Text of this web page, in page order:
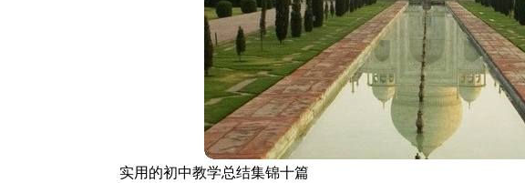
实用的初中教学总结集锦十篇